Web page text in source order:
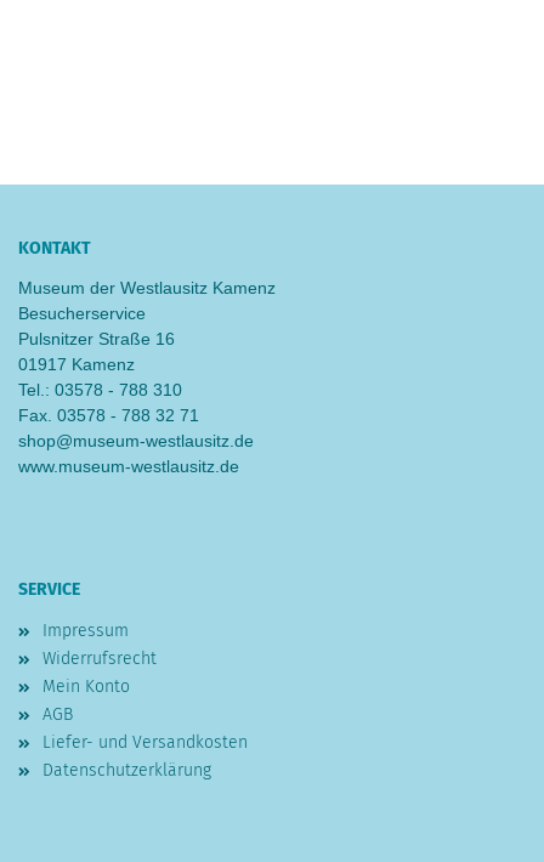
KONTAKT
Museum der Westlausitz Kamenz
Besucherservice
Pulsnitzer Straße 16
01917 Kamenz
Tel.: 03578 - 788 310
Fax. 03578 - 788 32 71
shop@museum-westlausitz.de
www.museum-westlausitz.de
SERVICE
Impressum
Widerrufsrecht
Mein Konto
AGB
Liefer- und Versandkosten
Datenschutzerklärung